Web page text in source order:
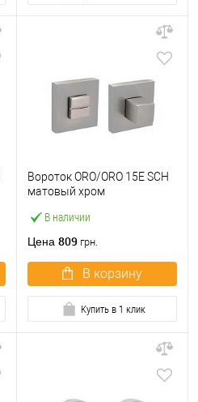
В наличии
Вороток ORO/ORO 15E SCH
матовый хром
Цена 809 грн.
В корзину
Купить в 1 клик